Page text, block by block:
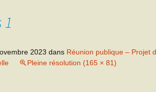
1
2023 dans Réunion publique – Projet
Pleine résolution (165 × 81)